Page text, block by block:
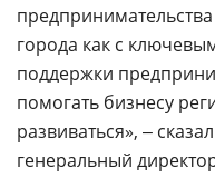
города как с
поддержки
помогать бизнесу
развиваться», ‒ сказал
генеральный